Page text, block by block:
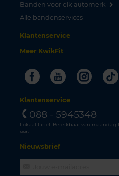
Banden voor elk automerk
Alle bandenservices
Klantenservice
Meer KwikFit
FacebookYoutube
Klantenservice
088 - 5945348
Lokaal tarief. Bereikbaar van maandag
uur.
Nieuwsbrief